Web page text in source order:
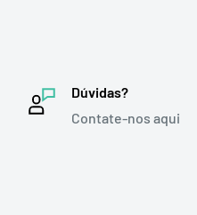
Dúvidas?
Contate-nos aqui